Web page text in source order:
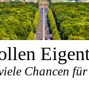
Chancen